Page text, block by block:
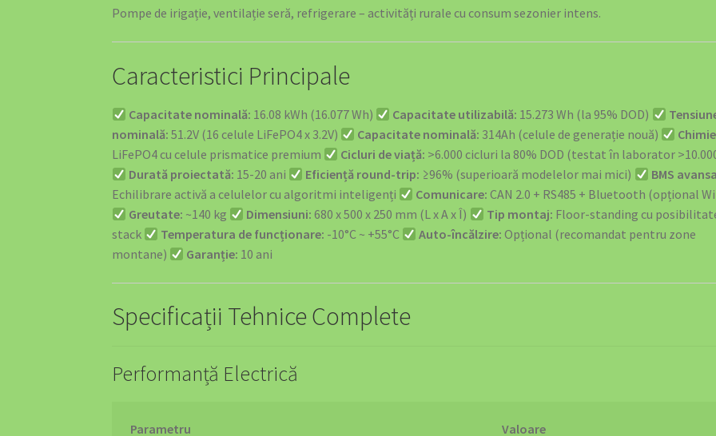
Pompe de irigație, ventilație seră, refrigerare – activități rurale cu consum sezonier intens.
Caracteristici Principale
Capacitate nominală: 16.08 kWh (16.077 Wh) Capacitate utilizabilă: 15.273 Wh (la 95% DOD)
nominală: 51.2V (16 celule LiFePO4 x 3.2V) Capacitate nominală: 314Ah (celule de generație nouă)
LiFePO4 cu celule prismatice premium
Cicluri de viață: >6.000 cicluri la 80% DOD (testat în laborator
Durată proiectată: 15-20 ani Eficiență round-trip: ≥96% (superioară modelelor mai mici)
BMS
Echilibrare activă a celulelor cu algoritmi inteligenți
Comunicare: CAN 2.0 + RS485 + Bluetooth (opțional
Greutate: ~140 kg Dimensiuni: 680 x 500 x 250 mm (L x A x Î) Tip montaj: Floor-standing cu
stack
Temperatura de funcționare: -10°C ~ +55°C Auto-încălzire: Opțional (recomandat pentru zone
montane)
Garanție: 10 ani
Specificații Tehnice Complete
Performanță Electrică
Parametru Valoare